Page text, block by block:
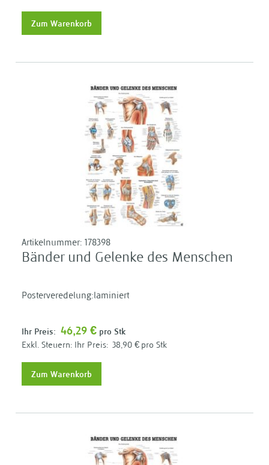
Zum Warenkorb
Artikelnummer: 178398
Bänder und Gelenke des Menschen
Posterveredelung:laminiert
Ihr Preis: 46,29 € pro Stk
Ihr Preis: 38,90 € pro Stk
Zum Warenkorb